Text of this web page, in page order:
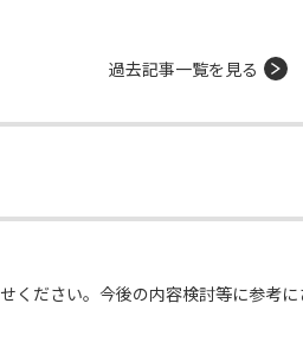
過去記事一覧を見る
ください。今後の内容検討等に参考に